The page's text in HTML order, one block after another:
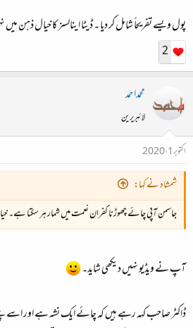
پول ویسے تفریحاً شامل کر دیا ۔ ڈیٹا اینالسز کا خیال ذہن میں
2
محمداحمد
لائبریرین
اکتوبر 1، 2020
شمشاد نے کہا:
جاسمن آپی چائے چھوڑنا کفران نعمت میں شمار ہر سکتا ہے۔
آپ نے ویڈیو نہیں دیکھی شاید۔
ڈاکٹر صاحب کہہ رہے ہیں کہ چائے ایک نشہ ہے اور اسے